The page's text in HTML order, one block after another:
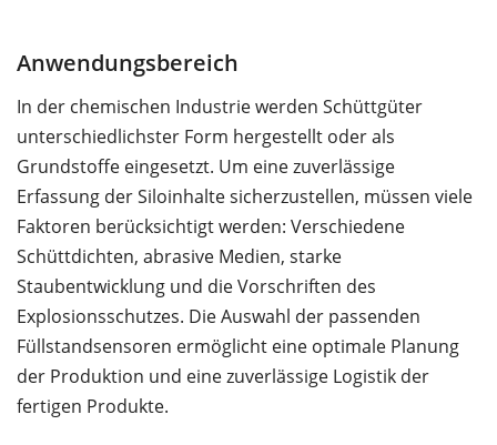
Anwendungsbereich
In der chemischen Industrie werden Schüttgüter
unterschiedlichster Form hergestellt oder als
Grundstoffe eingesetzt. Um eine zuverlässige
Erfassung der Siloinhalte sicherzustellen, müssen viele
Faktoren berücksichtigt werden: Verschiedene
Schüttdichten, abrasive Medien, starke
Staubentwicklung und die Vorschriften des
Explosionsschutzes. Die Auswahl der passenden
Füllstandsensoren ermöglicht eine optimale Planung
der Produktion und eine zuverlässige Logistik der
fertigen Produkte.